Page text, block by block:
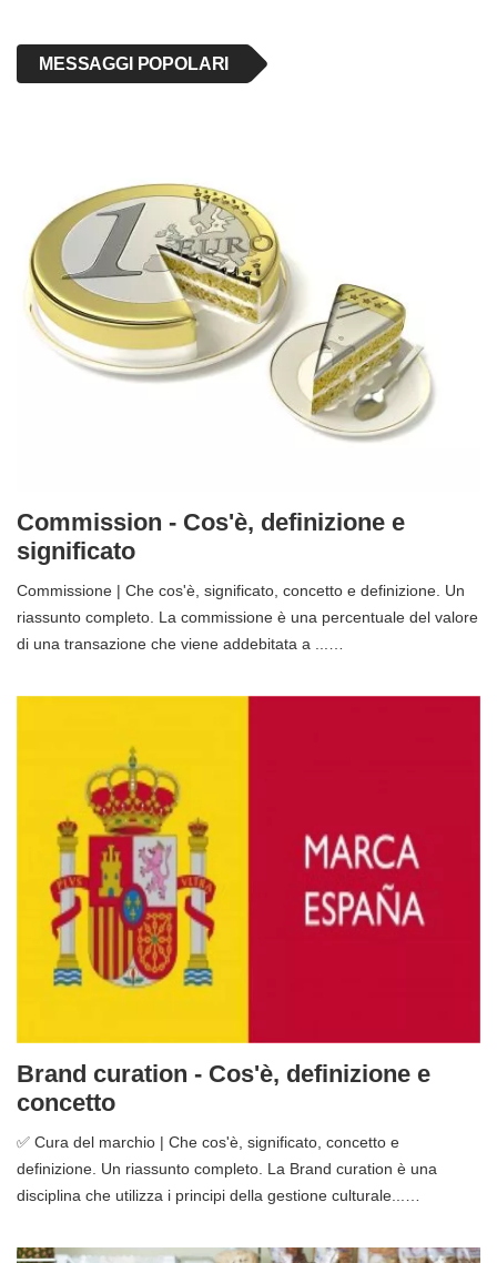
MESSAGGI POPOLARI
Commission - Cos'è, definizione e
significato
Commissione | Che cos'è, significato, concetto e definizione. Un
riassunto completo. La commissione è una percentuale del valore
di una transazione che viene addebitata a ...…
Brand curation - Cos'è, definizione e
concetto
✅ Cura del marchio | Che cos'è, significato, concetto e
definizione. Un riassunto completo. La Brand curation è una
disciplina che utilizza i principi della gestione culturale...…